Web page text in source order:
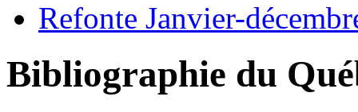
Refonte Janvier-
Bibliographie du